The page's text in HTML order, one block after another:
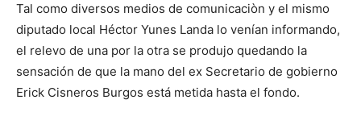
Tal como diversos medios de comunicaciòn y el mismo
diputado local Héctor Yunes Landa lo venían informando,
el relevo de una por la otra se produjo quedando la
sensación de que la mano del ex Secretario de gobierno
Erick Cisneros Burgos está metida hasta el fondo.